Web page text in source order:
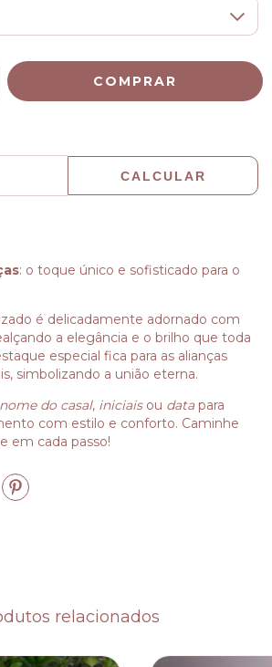
CALCULAR
: o toque único e sofisticado para o
é delicadamente adornado com
a elegância e o brilho que toda
especial fica para as alianças
simbolizando a união eterna.
nome do casal, iniciaisou datapara
com estilo e conforto. Caminhe
em cada passo!
relacionados